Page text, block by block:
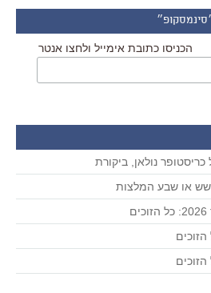
הכניסו כתובת אימייל ולחצו אנטר
נולאן, ביקורת